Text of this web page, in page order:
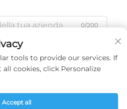
0/200
tools to provide our services. If
cookies, click Personalize
Accept all